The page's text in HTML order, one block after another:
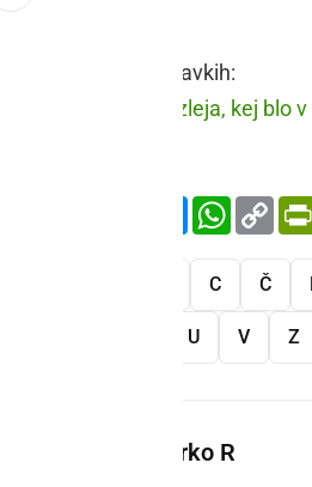
razlivati
Raba besede v stavkih:
Fse je razleja, kej blo
FacebookMessenger
Link
C Č
U V Z
Več besed na črko R